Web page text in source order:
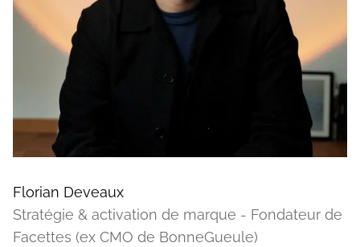
Florian Deveaux
Stratégie & activation de marque - Fondateur de
Facettes (ex CMO de BonneGueule)